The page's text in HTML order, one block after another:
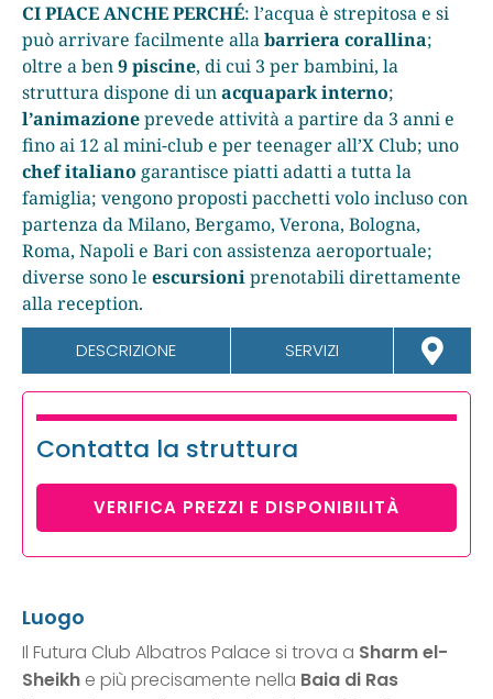
CI PIACE ANCHE PERCHÉ: l’acqua è strepitosa e si
può arrivare facilmente allabarriera corallina;
oltre a ben9 piscine, di cui 3 per bambini, la
struttura dispone di unacquapark interno;
l’animazioneprevede attività a partire da 3 anni e
fino ai 12 al mini-club e per teenager all’X Club; uno
chef italiano garantisce piatti adatti a tutta la
famiglia; vengono proposti pacchetti volo incluso con
partenza da Milano, Bergamo, Verona, Bologna,
Roma, Napoli e Bari con assistenza aeroportuale;
diverse sono le escursioniprenotabili direttamente
alla reception.
DESCRIZIONE SERVIZI
Contatta la struttura
VERIFICA PREZZI E DISPONIBILITÀ
Luogo
Il Futura Club Albatros Palace si trova a Sharm el-
Sheikh e più precisamente nella Baia di Ras